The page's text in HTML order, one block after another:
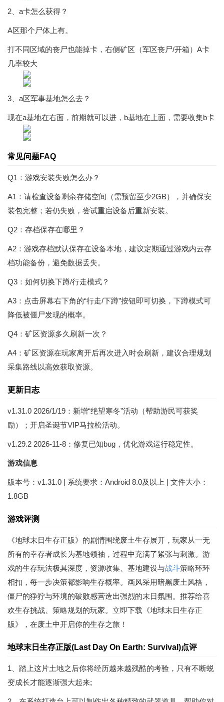
2、a卡怎么获得？
A区那个尸体上有。
打不同区域的丧尸也能掉卡，右侧矿区（军区丧尸/开箱）A卡
几率较大
3、a区军事基地怎么去？
现在a基地在右面，前期就可以进，b基地在上面，需要收集b卡
常见问题FAQ
Q1：游戏安装失败怎么办？
A1：请检查设备剩余存储空间（需预留至少2GB），并确保安
装包完整；若仍失败，尝试重启设备后重新安装。
Q2：存档保存在哪里？
A2：游戏存档默认保存在设备本地，建议定期通过游戏内云存
档功能备份，避免数据丢失。
Q3：如何切换下蹲/行走模式？
A3：点击屏幕右下角的“行走/下蹲”按钮即可切换，下蹲模式可
降低被僵尸发现的概率。
Q4：矿区资源多久刷新一次？
A4：矿区资源在玩家离开后再次进入时会刷新，建议合理规划
采集路线以高效获取资源。
更新日志
v1.31.0 2026/1/19：新增“绝望寒冬”活动（帮助游民可获奖
励）；开启圣诞节VIP马拉松活动。
v1.29.2 2026-11-8：修复已知bug，优化游戏运行稳定性。
游戏信息
版本号：v1.31.0 | 系统要求：Android 8.0及以上 | 文件大小：
1.8GB
游戏评测
《地球末日生存正版》的剧情围绕废土生存展开，玩家从一无
所有的幸存者成长为基地领袖，过程中充满了紧张与刺激。游
戏的生存玩法极具深度，资源收集、基地建设与战斗策略环环
相扣，每一步决策都影响生存概率。画风采用暗黑废土风格，
僵尸的狰狞与环境的破败感营造出强烈的末日氛围。推荐给喜
欢生存挑战、策略规划的玩家。立即下载《地球末日生存正
版》，在废土中开启你的生存之旅！
地球末日生存正版(Last Day On Earth: Survival)点评
1、踏上这片土地之后你将经历越来越残酷的考验，只有不断蜕
变成长才能逐渐强大起来;